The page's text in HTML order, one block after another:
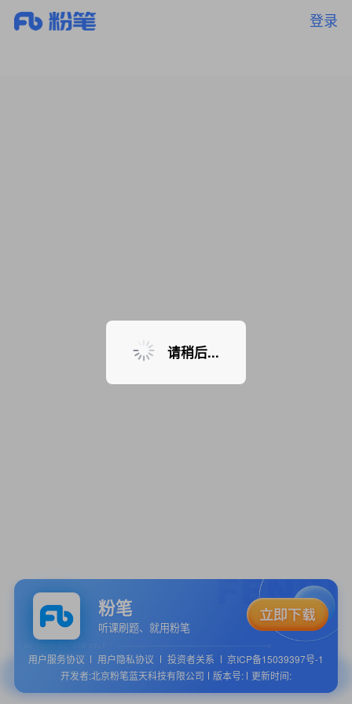
登录
暂无课程，敬请期待
粉笔
听课刷题、就用粉笔
用户服务协议 用户隐私协议 投资者关系
京ICP备15039397号-1
开发者:北京粉笔蓝天科技有限公司
版本号: 更新时间:
请稍后...